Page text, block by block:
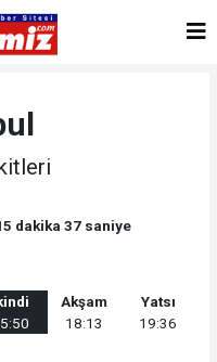
dakika 37 saniye
Akşam
18:13
Yatsı
19:36